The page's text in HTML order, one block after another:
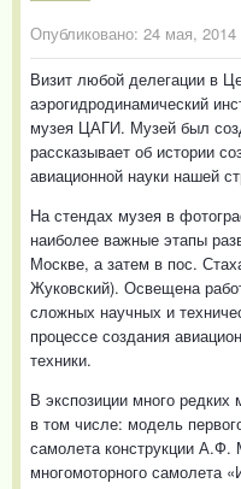
Опубликовано: 24 мая, 2014
Визит любой делегации в
аэрогидродинамический
музея ЦАГИ. Музей был
рассказывает об истории
авиационной науки нашей
На стендах музея в
наиболее важные этапы
Москве, а затем в пос.
Жуковский). Освещена
сложных научных и
процессе создания
техники.
В экспозиции много
в том числе: модель
самолета конструкции А.Ф.
многомоторного самолета